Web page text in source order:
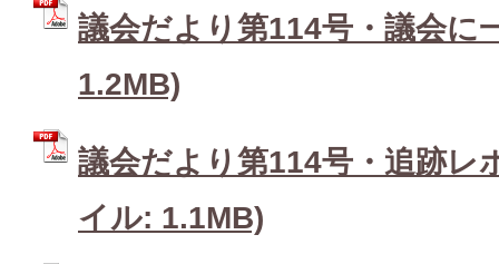
議会だより第114号・議会に
1.2MB)
議会だより第114号・追跡レ
イル: 1.1MB)